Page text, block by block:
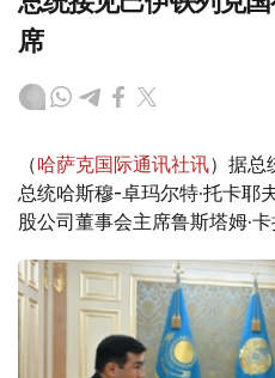
席
（哈萨克国际通讯社讯）据总
总统哈斯穆-卓玛尔特·托卡耶
股公司董事会主席鲁斯塔姆·卡